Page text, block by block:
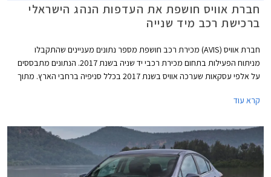
חברת אוויס חושפת את העדפות הנהג הישראלי
ברכישת רכב מיד שנייה
חברת אוויס (AVIS) מכירת רכב חושפת מספר נתונים מעניינים שהתקבלו
מניתוח הפעילות בתחום מכירת רכבי יד שניה בשנת 2017. הנתונים מתבססים
על אלפי עסקאות שערכה אוויס בשנת 2017 בכלל סניפיה ברחבי הארץ. מתוך
בהן נמכרו יותר רכבי יד שנייה מאחרות, באלו ימים בשבוע מתבצעות רוב
קרא עוד